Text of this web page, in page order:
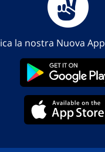
la nostra Nuova